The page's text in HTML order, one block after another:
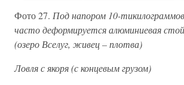
Фото 27. Под напором 10-
часто деформируется алюминиевая
(озеро Вселуг, живец – плотва)
Ловля с якоря (с концевым грузом)